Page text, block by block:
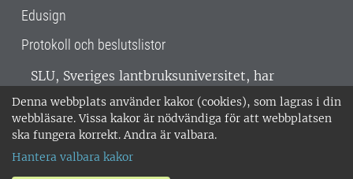
Denna webbplats använder kakor (cookies), som lagras i din
webbläsare. Vissa kakor är nödvändiga för att webbplatsen
ska fungera korrekt. Andra är valbara.
Hantera valbara kakor
Edusign
Protokoll och beslutslistor
SLU, Sveriges lantbruksuniversitet, har
verksamhet över hela Sverige. Huvudorter är
Alnarp, Uppsala och Umeå.SLU är
miljöcertifierat enligt ISO 14001. •
018-67 10 00 • Org nr: 202100-2817 •